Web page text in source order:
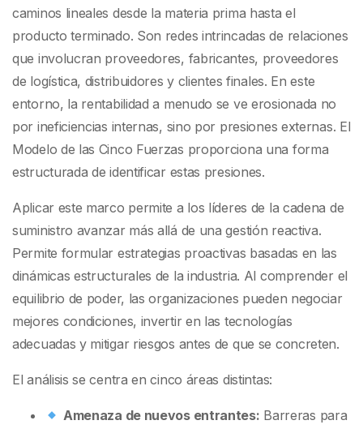
caminos lineales desde la materia prima hasta el
producto terminado. Son redes intrincadas de relaciones
que involucran proveedores, fabricantes, proveedores
de logística, distribuidores y clientes finales. En este
entorno, la rentabilidad a menudo se ve erosionada no
por ineficiencias internas, sino por presiones externas. El
Modelo de las Cinco Fuerzas proporciona una forma
estructurada de identificar estas presiones.
Aplicar este marco permite a los líderes de la cadena de
suministro avanzar más allá de una gestión reactiva.
Permite formular estrategias proactivas basadas en las
dinámicas estructurales de la industria. Al comprender el
equilibrio de poder, las organizaciones pueden negociar
mejores condiciones, invertir en las tecnologías
adecuadas y mitigar riesgos antes de que se concreten.
El análisis se centra en cinco áreas distintas:
Amenaza de nuevos entrantes: Barreras para